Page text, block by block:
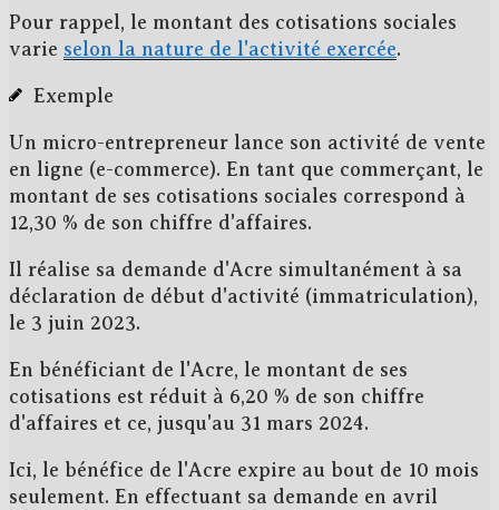
Pour rappel, le montant des cotisations sociales
varie selon la nature de l'activité exercée.
Exemple
Un micro-entrepreneur lance son activité de vente
en ligne (e-commerce). En tant que commerçant, le
montant de ses cotisations sociales correspond à
12,30 % de son chiffre d'affaires.
Il réalise sa demande d'Acre simultanément à sa
déclaration de début d'activité (immatriculation),
le 3 juin 2023.
En bénéficiant de l'Acre, le montant de ses
cotisations est réduit à 6,20 % de son chiffre
d'affaires et ce, jusqu'au 31 mars 2024.
Ici, le bénéfice de l'Acre expire au bout de 10 mois
seulement. En effectuant sa demande en avril